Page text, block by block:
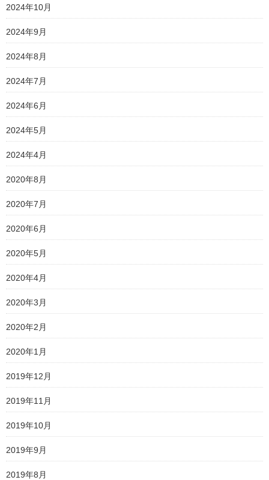
2024年10月
2024年9月
2024年8月
2024年7月
2024年6月
2024年5月
2024年4月
2020年8月
2020年7月
2020年6月
2020年5月
2020年4月
2020年3月
2020年2月
2020年1月
2019年12月
2019年11月
2019年10月
2019年9月
2019年8月